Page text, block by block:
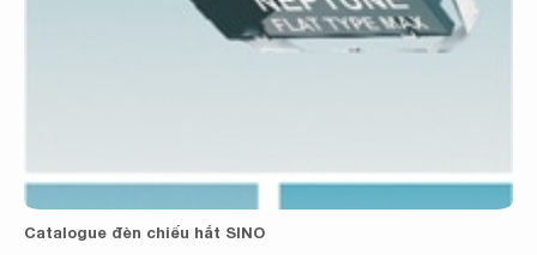
Catalogue đèn chiếu hắt SINO